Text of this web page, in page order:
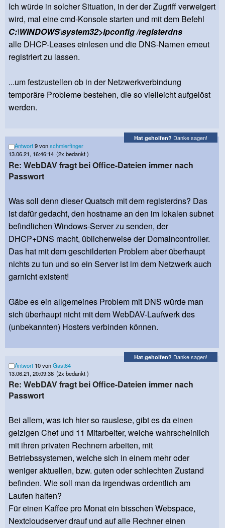
Ich würde in solcher Situation, in der der Zugriff verweigert
wird, mal eine cmd-Konsole starten und mit dem Befehl
C:\WINDOWS\system32>ipconfig /registerdns
alle DHCP-Leases einlesen und die DNS-Namen erneut
registriert zu lassen.
...um festzustellen ob in der Netzwerkverbindung
temporäre Probleme bestehen, die so vielleicht aufgelöst
werden.
Hat geholfen? Danke sagen!
Antwort9 vonschmierfinger
13.06.21, 16:46:14 (2x bedankt )
Re: WebDAV fragt bei Office-Dateien immer nach
Passwort
Was soll denn dieser Quatsch mit dem registerdns? Das
ist dafür gedacht, den hostname an den im lokalen subnet
befindlichen Windows-Server zu senden, der
DHCP+DNS macht, üblicherweise der Domaincontroller.
Das hat mit dem geschilderten Problem aber überhaupt
nichts zu tun und so ein Server ist im dem Netzwerk auch
garnicht existent!
Gäbe es ein allgemeines Problem mit DNS würde man
sich überhaupt nicht mit dem WebDAV-Laufwerk des
(unbekannten) Hosters verbinden können.
Hat geholfen? Danke sagen!
Antwort 10 vonGast64
13.06.21, 20:09:38 (2x bedankt )
Re: WebDAV fragt bei Office-Dateien immer nach
Passwort
Bei allem, was ich hier so rauslese, gibt es da einen
geizigen Chef und 11 Mitarbeiter, welche wahrscheinlich
mit ihren privaten Rechnern arbeiten, mit
Betriebssystemen, welche sich in einem mehr oder
weniger aktuellen, bzw. guten oder schlechten Zustand
befinden. Wie soll man da irgendwas ordentlich am
Laufen halten?
Für einen Kaffee pro Monat ein bisschen Webspace,
Nextcloudserver drauf und auf alle Rechner einen